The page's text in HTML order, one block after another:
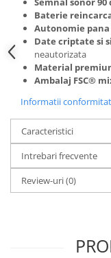
Baterie
Autonomie pana
Date criptate si
neautorizata
Material
Ambalaj FSC®
Informatii
Caracteristici
Intrebari frecvente
Review-uri(0)